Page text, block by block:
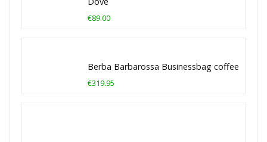
€89.00
Berba Barbarossa Businessbag coffee
€319.95